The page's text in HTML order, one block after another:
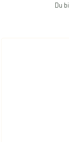
Du